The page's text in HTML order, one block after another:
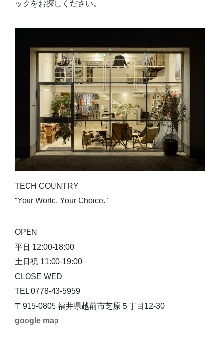
ックをお探しください。
TECH COUNTRY
“Your World, Your Choice.”
OPEN
平日 12:00-18:00
土日祝 11:00-19:00
CLOSE WED
TEL 0778-43-5959
〒915-0805 福井県越前市芝原５丁目12-30
google map